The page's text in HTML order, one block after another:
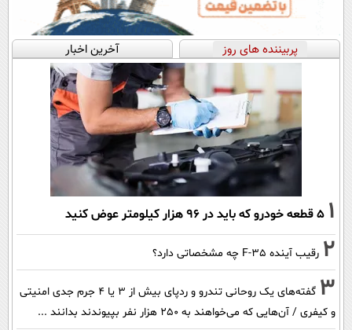
پربیننده های روز آخرین اخبار
1 ۵ قطعه خودرو که باید در ۹۶ هزار کیلومتر عوض کنید
2 رقیب آینده F-35 چه مشخصاتی دارد؟
3
گفته‌های یک روحانی تندرو و ردپای بیش از ۳ یا ۴ جرم جدی امنیتی
و کیفری / آن‌هایی که می‌خواهند به ۲۵۰ هزار نفر بپیوندند بدانند ...